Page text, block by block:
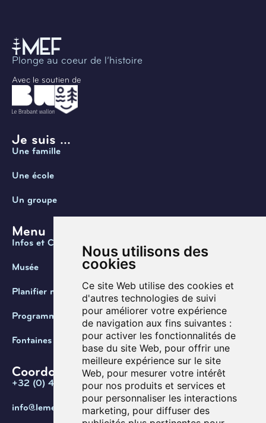
Nous utilisons des
cookies
Ce site Web utilise des cookies et
d'autres technologies de suivi
pour améliorer votre expérience
de navigation aux fins suivantes :
pour activer les fonctionnalités de
base du site Web, pour offrir une
meilleure expérience sur le site
Web, pour mesurer votre intérêt
pour nos produits et services et
pour personnaliser les interactions
marketing, pour diffuser des
Plonge au coeur de l’histoire
Avec le soutien de
Je suis ...
Une famille
Une école
Un groupe
Menu
Infos et Contact
Musée
Planifier ma visite
Programmation
Fontaines de Belgique
Coordonnées
+32 (0) 470 / 67.20.55
info@lemef.be